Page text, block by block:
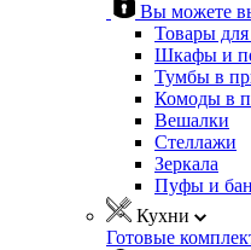
Вы можете
Товары
Шкафы и
Тумбы в
Комоды в
Вешалки
Стеллажи
Зеркала
Пуфы и
Кухни
Готовые